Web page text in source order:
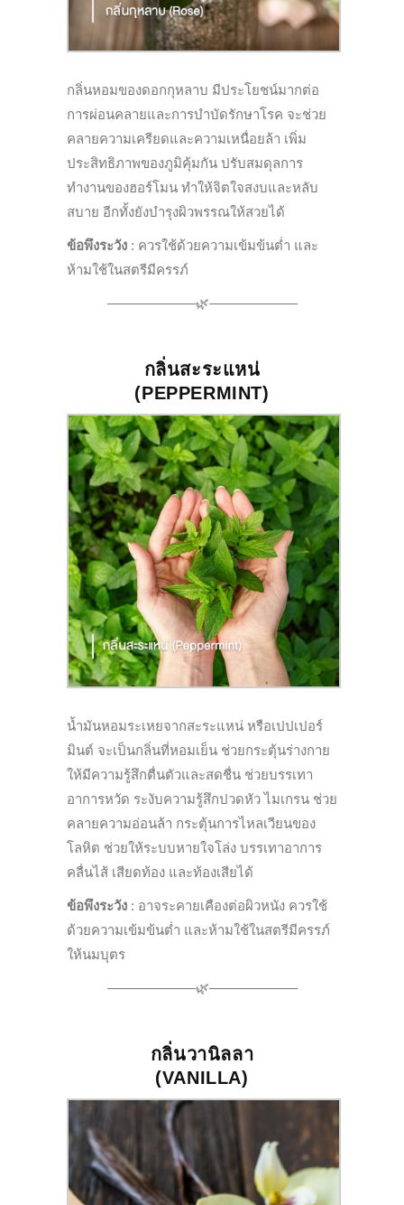
กลิ่นหอมของดอกกุหลาบ มีประโยชน์มากต่อ
การผ่อนคลายและการบำบัดรักษาโรค จะช่วย
คลายความเครียดและความเหนื่อยล้า เพิ่ม
ประสิทธิภาพของภูมิคุ้มกัน ปรับสมดุลการ
ทำงานของฮอร์โมน ทำให้จิตใจสงบและหลับ
สบาย อีกทั้งยังบำรุงผิวพรรณให้สวยได้
ข้อพึงระวัง : ควรใช้ด้วยความเข้มข้นต่ำ และ
ห้ามใช้ในสตรีมีครรภ์
——————–🌿——————–
กลิ่นสะระแหน่
(PEPPERMINT)
น้ำมันหอมระเหยจากสะระแหน่ หรือเปปเปอร์
มินต์ จะเป็นกลิ่นที่หอมเย็น ช่วยกระตุ้นร่างกาย
ให้มีความรู้สึกตื่นตัวและสดชื่น ช่วยบรรเทา
อาการหวัด ระงับความรู้สึกปวดหัว ไมเกรน ช่วย
คลายความอ่อนล้า กระตุ้นการไหลเวียนของ
โลหิต ช่วยให้ระบบหายใจโล่ง บรรเทาอาการ
คลื่นไส้ เสียดท้อง และท้องเสียได้
ข้อพึงระวัง : อาจระคายเคืองต่อผิวหนัง ควรใช้
ด้วยความเข้มข้นต่ำ และห้ามใช้ในสตรีมีครรภ์
ให้นมบุตร
——————–🌿——————–
กลิ่นวานิลลา
(VANILLA)